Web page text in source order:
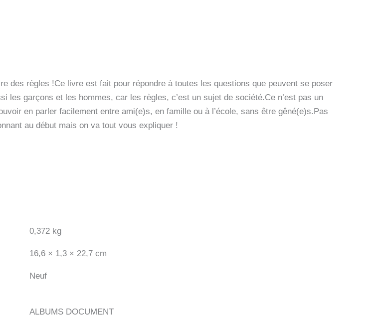
des règles !Ce livre est fait pour répondre à toutes les questions que peuvent se poser
les garçons et les hommes, car les règles, c’est un sujet de société.Ce n’est pas un
en parler facilement entre ami(e)s, en famille ou à l’école, sans être gêné(e)s.Pas
au début mais on va tout vous expliquer !
0,372 kg
16,6 × 1,3 × 22,7 cm
Neuf
ALBUMS DOCUMENT